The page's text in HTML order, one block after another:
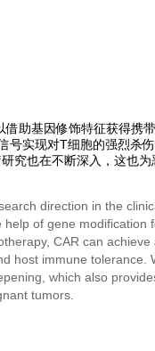
助基因修饰特征获得携
实现对T细胞的强烈杀
究也在不断深入，这也
direction in the
of gene modification
CAR can
host immune tolerance.
which also
tumors.